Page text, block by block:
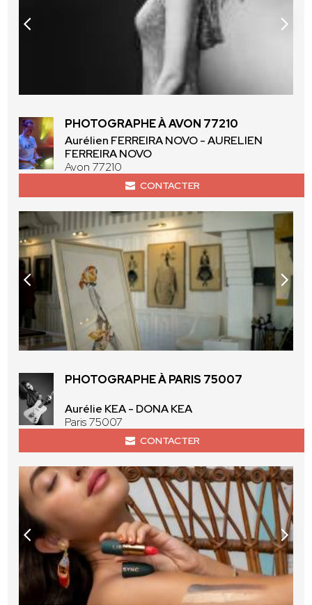
PHOTOGRAPHE À AVON 77210
Aurélien FERREIRA NOVO - AURELIEN
FERREIRA NOVO
Avon 77210
CONTACTER
PHOTOGRAPHE À PARIS 75007
Aurélie KEA - DONA KEA
Paris 75007
CONTACTER